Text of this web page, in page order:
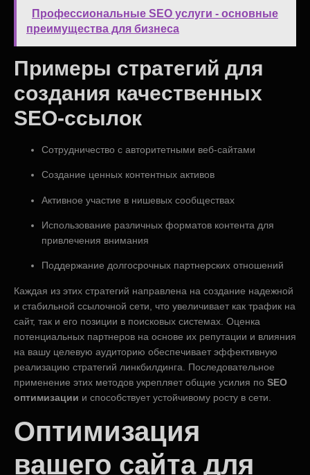
Профессиональные SEO услуги - основные
преимущества для бизнеса
Примеры стратегий для
создания качественных
SEO-ссылок
Сотрудничество с авторитетными веб-сайтами
Создание ценных контентных активов
Активное участие в нишевых сообществах
Использование различных форматов контента для
привлечения внимания
Поддержание долгосрочных партнерских отношений
Каждая из этих стратегий направлена на создание надежной
и стабильной ссылочной сети, что увеличивает как трафик на
сайт, так и его позиции в поисковых системах. Оценка
потенциальных партнеров на основе их репутации и влияния
на вашу целевую аудиторию обеспечивает эффективную
реализацию стратегий линкбилдинга. Последовательное
применение этих методов укрепляет общие усилия по SEO
оптимизации и способствует устойчивому росту в сети.
Оптимизация
вашего сайта для